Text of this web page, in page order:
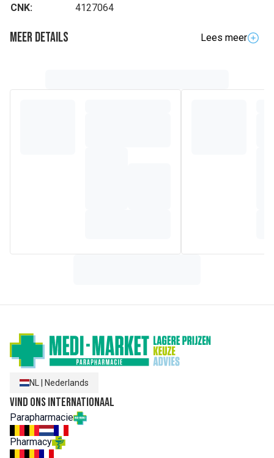
CNK:
4127064
Meer details
Lees meer
geavanceerde Nutrilon®-formules en bieden je zo het
Heb je vragen over je eigen voeding, of over de voeding
van je kindje? Onze voedingskundigen staan voor je klaar!
00
Belangrijk:
Borstvoeding is de beste voeding voor baby's.
De eerste 6 maanden na de geboorte is
Satisfa+ 2niet geschikt als vervanging van borstvoeding.
Vraag een arts om advies.
NL Nederlands
Vind ons internationaal
Parapharmacie
Pharmacy